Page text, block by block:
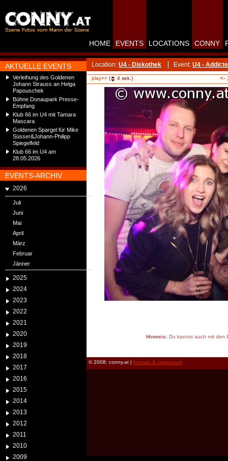
AKTUELLE EVENTS
Verleihung des Goldenen
Johann Strauss an Helga
Papouschek
Bühne Donaupark Presse-
Empfang
Klub 66 im U4 mit Tamara
Mascara
Goldenen Spargel für Mike
Süsser&Johann-Philipp
Spiegelfeld
Klub 66 im U4 am
28.05.2026
EVENTS-ARCHIV
2026
Juli
Juni
Mai
April
März
Februar
Jänner
2025
2024
2023
2022
2021
2020
2019
2018
2017
2016
2015
2014
2013
2012
2011
2010
2009
HOME EVENTS LOCATIONS CONNY
Location: U4 - Diskothek Event: U4 -
play>> ( 4 sek.) <-
Hinweis:Du kannst auch mit den
© 2008: conny.at | kontakt & impressum